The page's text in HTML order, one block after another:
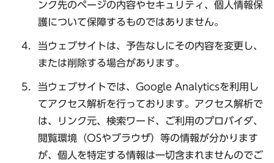
ンク先のページの内容やセキュリティ、個人情報保
護について保障するものではありません。
当ウェブサイトは、予告なしにその内容を変更し、
または削除する場合があります。
当ウェブサイトでは、Google Analyticsを利用し
てアクセス解析を行っております。アクセス解析で
は、リンク元、検索ワード、ご利用のプロバイダ、
閲覧環境（OSやブラウザ）等の情報が分かります
が、個人を特定する情報は一切含まれませんのでご